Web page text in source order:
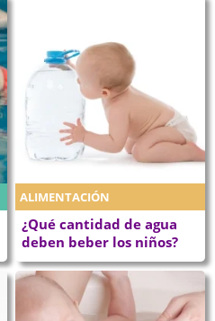
ALIMENTACIÓN
¿Qué cantidad de agua
deben beber los niños?